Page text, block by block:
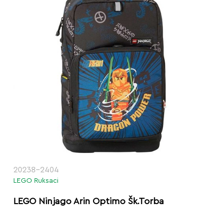
20238-2404
LEGO Ruksaci
LEGO Ninjago Arin Optimo Šk.Torba